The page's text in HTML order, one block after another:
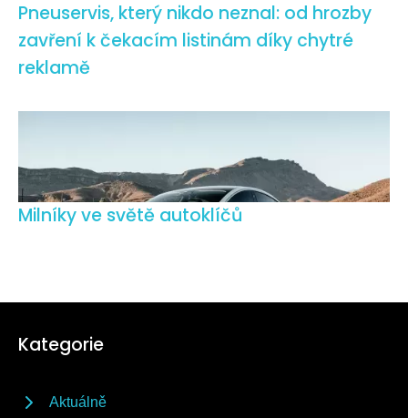
Pneuservis, který nikdo neznal: od hrozby
zavření k čekacím listinám díky chytré
reklamě
Milníky ve světě autoklíčů
Kategorie
Aktuálně